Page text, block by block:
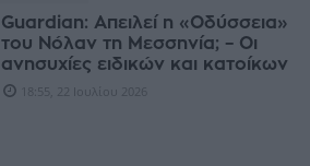
Guardian: Απειλεί η «Οδύσσεια»
του Νόλαν τη Μεσσηνία; – Οι
ανησυχίες ειδικών και κατοίκων
18:55, 22 Ιουλίου 2026